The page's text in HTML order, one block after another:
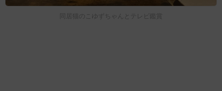
同居猫のこゆずちゃんとテレビ鑑賞